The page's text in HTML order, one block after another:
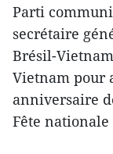
Parti
secrétaire
Brésil-
Vietnam pour
anniversaire
Fête